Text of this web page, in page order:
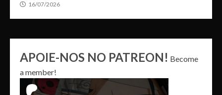
16/07/2026
APOIE-NOS NO PATREON! Become
a member!